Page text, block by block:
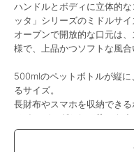
ハンドルとボディに立体的
ッタ」シリーズのミドルサイ
オープンで開放的な口元は
様で、上品かつソフトな風合
500mlのペットボトルが縦
るサイズ。
長財布やスマホを収納できる
メインバッグとして使いや
ハンドルは薄着の時は肩に